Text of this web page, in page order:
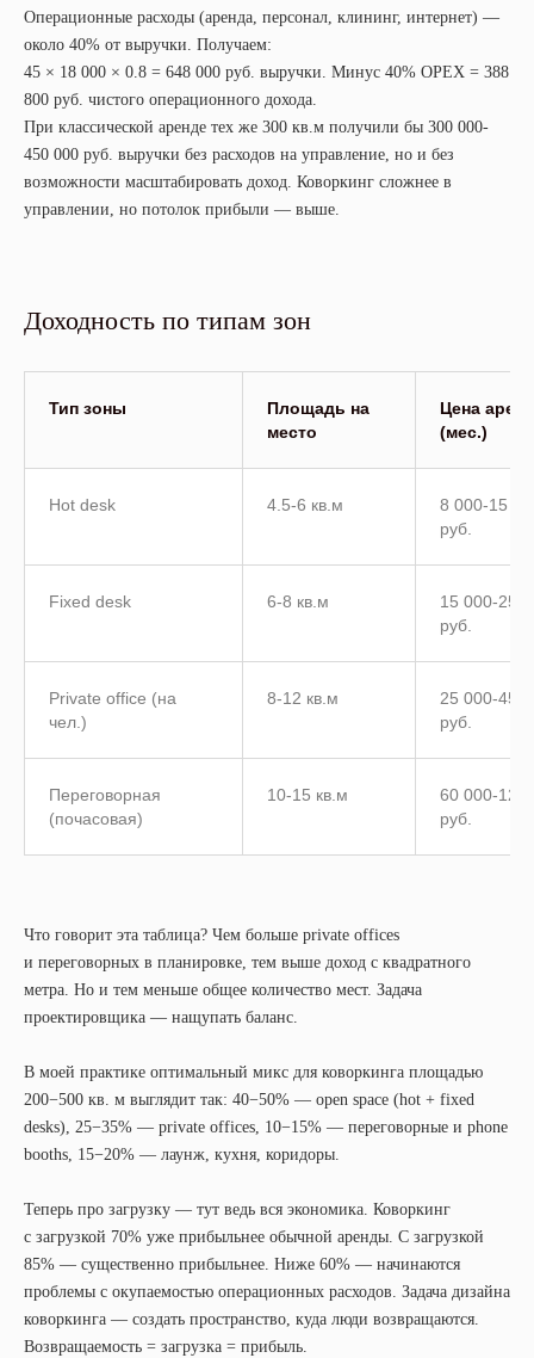
Операционные расходы (аренда, персонал, клининг, интернет) —
около 40% от выручки. Получаем:
45 × 18 000 × 0.8 = 648 000 руб. выручки. Минус 40% OPEX = 388
800 руб. чистого операционного дохода.
При классической аренде тех же 300 кв.м получили бы 300 000-
450 000 руб. выручки без расходов на управление, но и без
возможности масштабировать доход. Коворкинг сложнее в
управлении, но потолок прибыли — выше.
Доходность по типам зон
Тип зоны
Площадь на
место
Цена
(мес.)
Hot desk 4.5-6 кв.м
8 000-15
руб.
Fixed desk 6-8 кв.м
15 000-25
руб.
Private office (на
чел.)
8-12 кв.м
25 000-45
руб.
Переговорная
(почасовая)
10-15 кв.м
60 000-120
руб.
Что говорит эта таблица? Чем больше private offices
и переговорных в планировке, тем выше доход с квадратного
метра. Но и тем меньше общее количество мест. Задача
проектировщика — нащупать баланс.
В моей практике оптимальный микс для коворкинга площадью
200−500 кв. м выглядит так: 40−50% — open space (hot + fixed
desks), 25−35% — private offices, 10−15% — переговорные и phone
booths, 15−20% — лаунж, кухня, коридоры.
Теперь про загрузку — тут ведь вся экономика. Коворкинг
с загрузкой 70% уже прибыльнее обычной аренды. С загрузкой
85% — существенно прибыльнее. Ниже 60% — начинаются
проблемы с окупаемостью операционных расходов. Задача дизайна
коворкинга — создать пространство, куда люди возвращаются.
Возвращаемость = загрузка = прибыль.